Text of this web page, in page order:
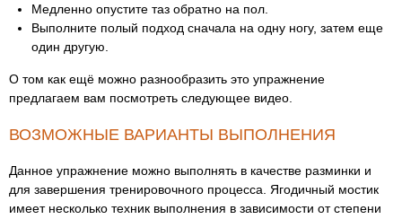
Медленно опустите таз обратно на пол.
Выполните полый подход сначала на одну ногу, затем еще
один другую.
О том как ещё можно разнообразить это упражнение
предлагаем вам посмотреть следующее видео.
ВОЗМОЖНЫЕ ВАРИАНТЫ ВЫПОЛНЕНИЯ
Данное упражнение можно выполнять в качестве разминки и
для завершения тренировочного процесса. Ягодичный мостик
имеет несколько техник выполнения в зависимости от степени